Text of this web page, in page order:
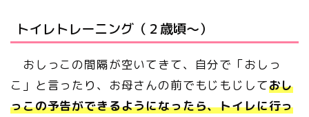
トイレトレーニング（２歳頃～）
おしっこの間隔が空いてきて、自分で「おしっ
こ」と言ったり、お母さんの前でもじもじしておし
っこの予告ができるようになったら、トイレに行っ